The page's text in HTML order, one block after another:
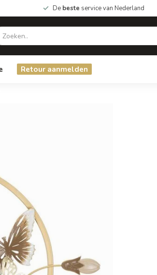
De beste service van Nederland
Retour aanmelden